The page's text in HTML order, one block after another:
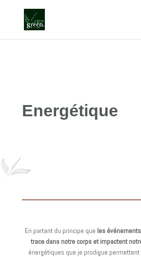
Energétique
En partant du principe que les
trace dans notre corps et impactent
énergétiques que je prodigue permettent